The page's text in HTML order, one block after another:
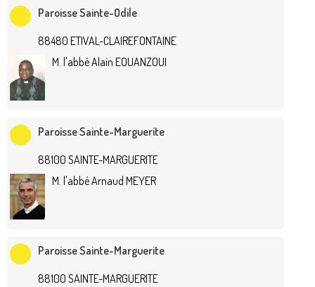
Paroisse Sainte-Odile
88480 ETIVAL-CLAIREFONTAINE
M. l'abbé Alain EOUANZOUI
Paroisse Sainte-Marguerite
88100 SAINTE-MARGUERITE
M. l'abbé Arnaud MEYER
Paroisse Sainte-Marguerite
88100 SAINTE-MARGUERITE